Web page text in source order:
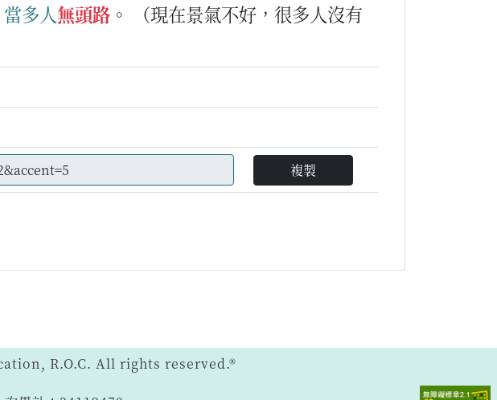
當多人無頭路 。
（現在景氣不好，很多人沒有
複製
R.O.C. All rights reserved.®